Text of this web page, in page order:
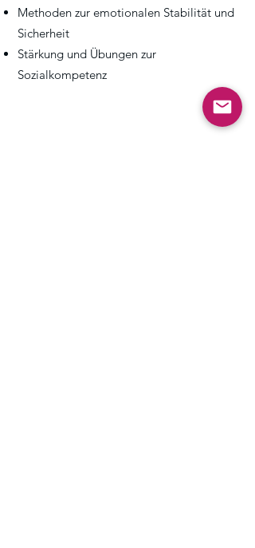
Methoden zur emotionalen Stabilität und
Sicherheit
Stärkung und Übungen zur
Sozialkompetenz